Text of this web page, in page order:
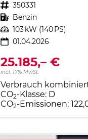
Fahrzeugnr. 350331
Kraftstoff Benzin
Leistung 103 kW (140 PS)
01.04.2026
25.185,– €
incl. 17% MwSt.
Verbrauch
CO2-Klasse: D
CO2-Emissionen: